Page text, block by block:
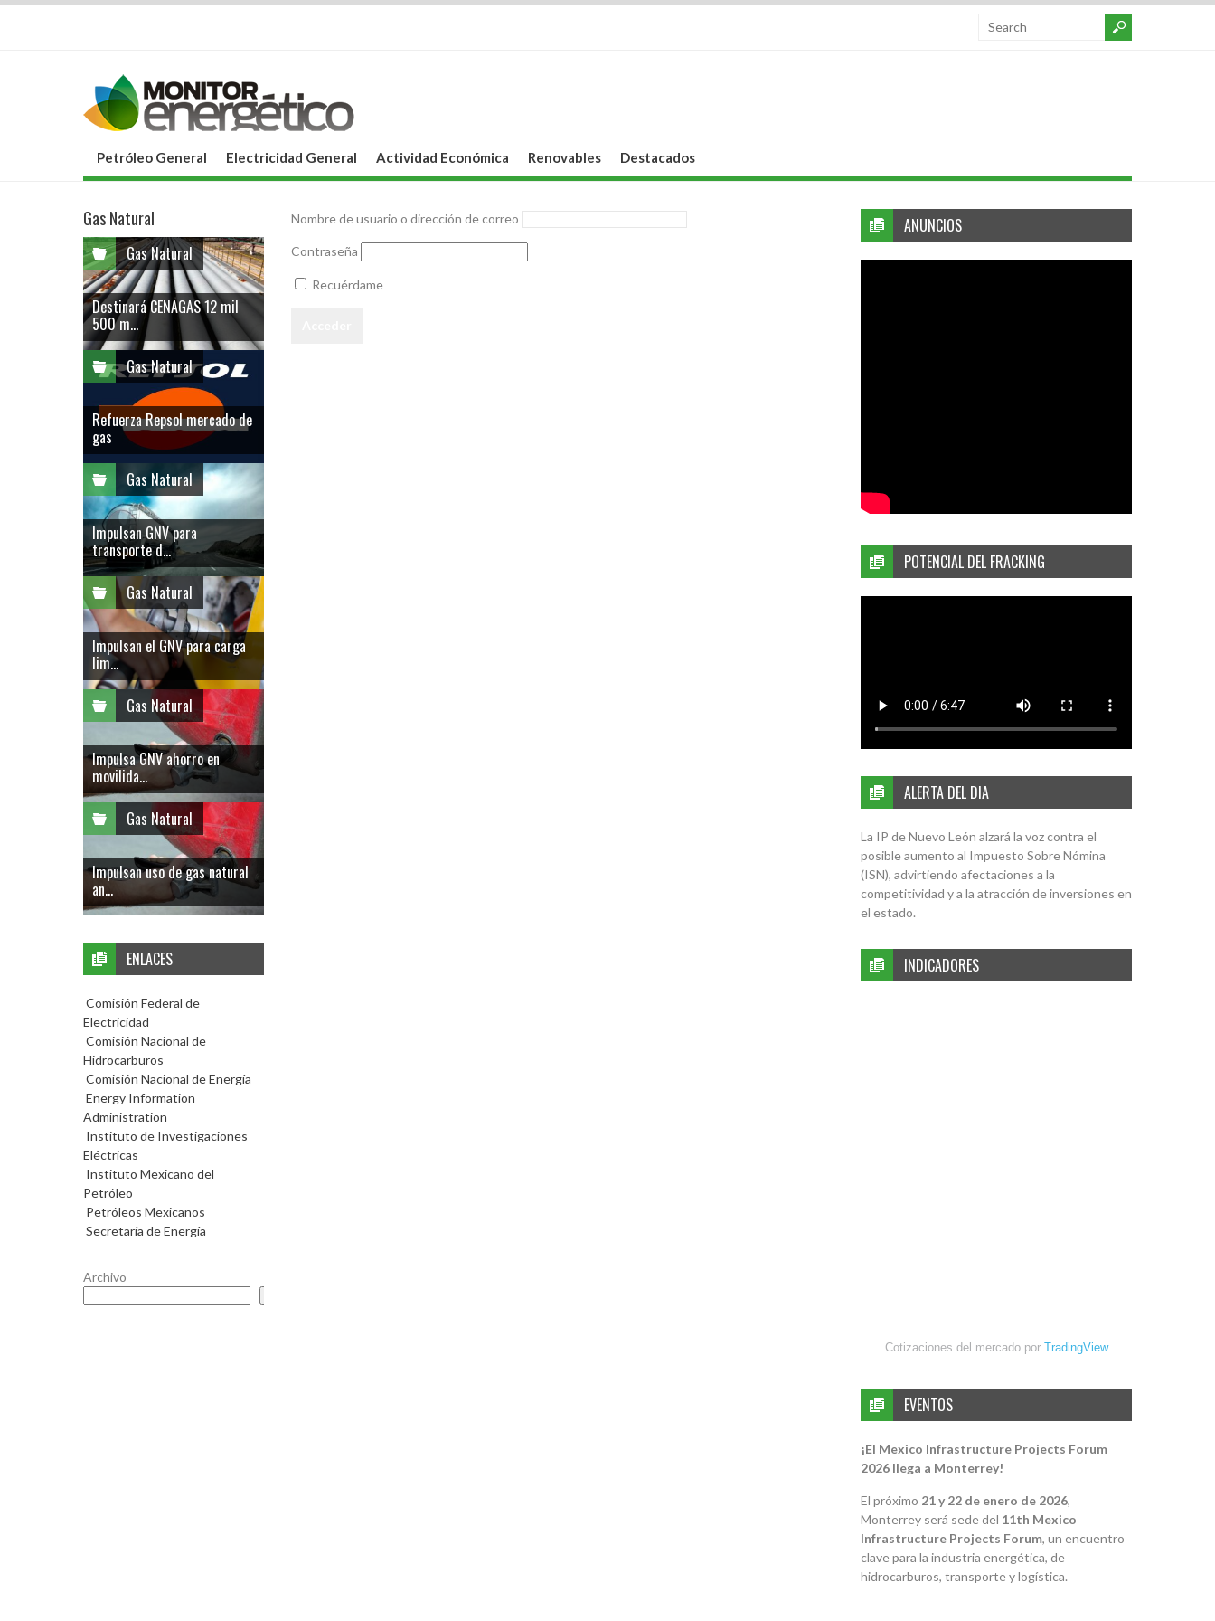
Petróleo General Electricidad General Actividad Económica Renovables Destacados
Nombre de usuario o dirección de correo
Contraseña
Recuérdame
ANUNCIOS
POTENCIAL DEL FRACKING
ALERTA DEL DIA
La IP de Nuevo León alzará la voz contra el
posible aumento al Impuesto Sobre Nómina
(ISN), advirtiendo afectaciones a la
competitividad y a la atracción de inversiones en
el estado.
INDICADORES
Cotizaciones del mercado por TradingView
EVENTOS
¡El Mexico Infrastructure Projects Forum
2026 llega a Monterrey!
El próximo 21 y 22 de enero de 2026,
Monterrey será sede del 11th Mexico
Infrastructure Projects Forum, un encuentro
clave para la industria energética, de
hidrocarburos, transporte y logística.
Gas Natural
Gas Natural
Destinará CENAGAS 12 mil
500 m...
Gas Natural
Refuerza Repsol mercado de
gas
Gas Natural
Impulsan GNV para
transporte d...
Gas Natural
Impulsan el GNV para carga
lim...
Gas Natural
Impulsa GNV ahorro en
movilida...
Gas Natural
Impulsan uso de gas natural
an...
ENLACES
Comisión Federal de
Electricidad
Comisión Nacional de
Hidrocarburos
Comisión Nacional de Energía
Energy Information
Administration
Instituto de Investigaciones
Eléctricas
Instituto Mexicano del
Petróleo
Petróleos Mexicanos
Secretaría de Energía
Archivo